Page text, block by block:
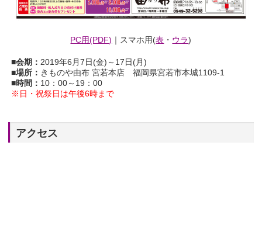
PC用(PDF) ｜スマホ用(表 ・ ウラ)
■会期： 2019年6月7日(金)～17日(月)
■場所： きものや由布 宮若本店 福岡県宮若市本城1109-1
■時間： 10：00～19：00
※日・祝祭日は午後6時まで
アクセス